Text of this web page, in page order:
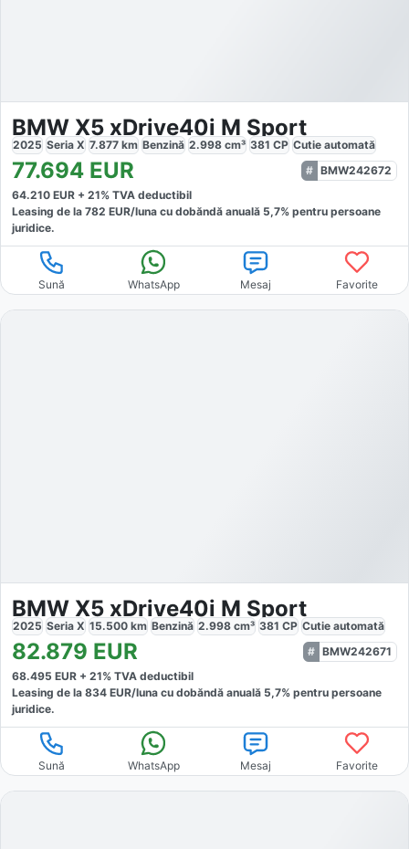
BMW X5 xDrive40i M Sport
2025 Seria X 7.877 km Benzină 2.998 cm³ 381 CP Cutie automată
77.694 EUR
BMW242672
64.210 EUR + 21% TVA deductibil
Leasing de la 782 EUR/luna cu dobăndă anuală 5,7% pentru persoane
juridice.
Sună WhatsApp Mesaj Favorite
BMW X5 xDrive40i M Sport
2025 Seria X 15.500 km Benzină 2.998 cm³ 381 CP Cutie automată
82.879 EUR
BMW242671
68.495 EUR + 21% TVA deductibil
Leasing de la 834 EUR/luna cu dobăndă anuală 5,7% pentru persoane
juridice.
Sună WhatsApp Mesaj Favorite